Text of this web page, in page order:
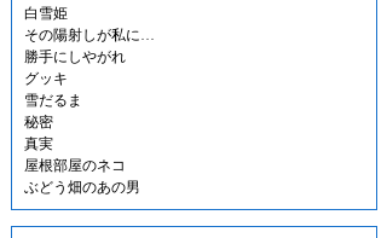
グッキ
雪だるま～snow love～
スポットライト
その陽射が私に…
勝手にしやがれ
バラマンション
笑ってトンヘ
童顔美女
栄光の才人（ジェイン)
私の彼はエプロン男子
最高の離婚～Sweet Love～
白雪姫
その陽射しが私に…
勝手にしやがれ
グッキ
雪だるま
秘密
真実
屋根部屋のネコ
ぶどう畑のあの男